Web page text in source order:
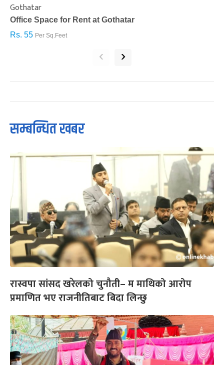
Gothatar
Office Space for Rent at Gothatar
Rs. 55 Per Sq.Feet
‹ ›
सम्बन्धित खबर
रास्वपा सांसद खरेलको चुनौती– म माथिको आरोप
प्रमाणित भए राजनीतिबाट बिदा लिन्छु